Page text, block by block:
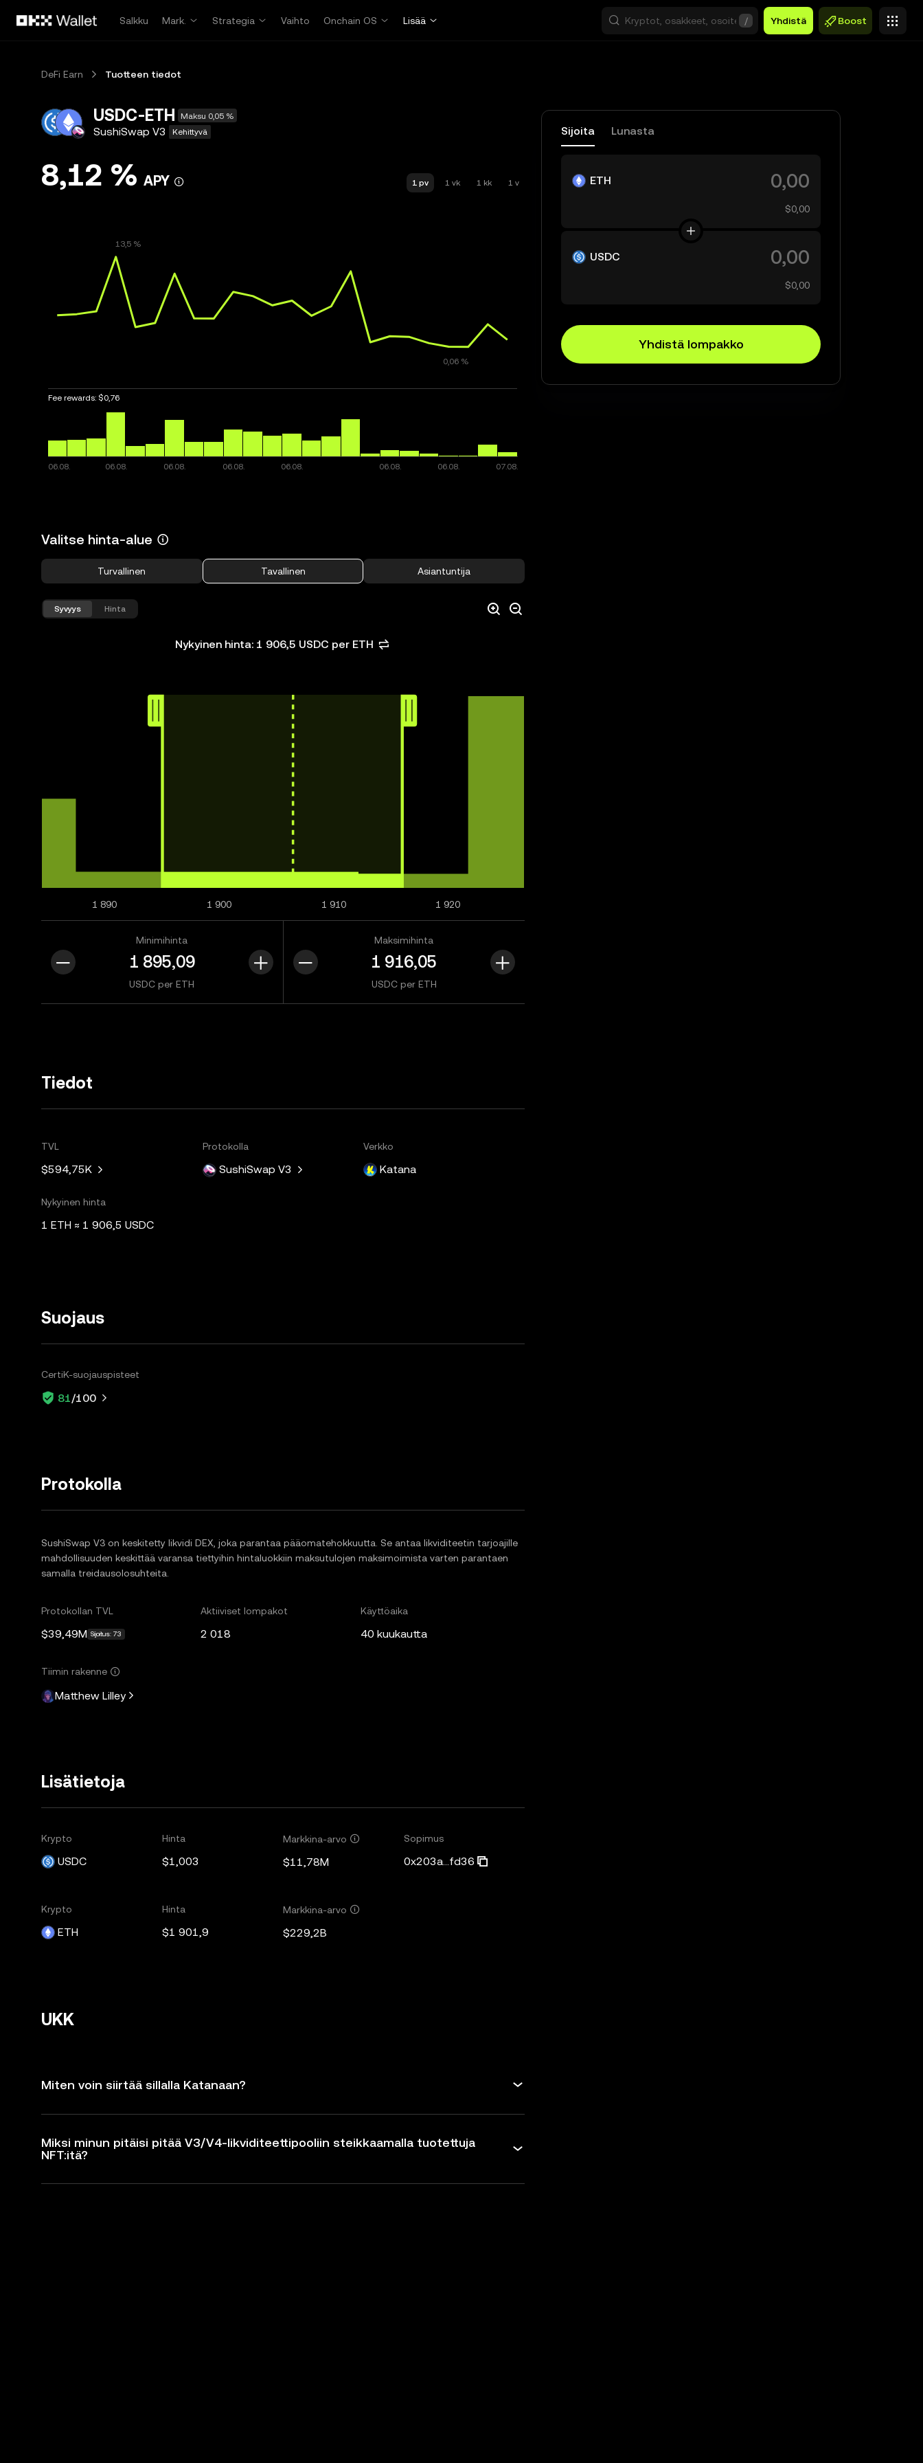
Salkku
Mark. Strategia Vaihto Onchain OS Lisää / Yhdistä Boost
DeFi Earn Tuotteen tiedot
USDC-ETH Maksu 0,05 %
SushiSwap V3 Kehittyvä
8,12 % APY 1 pv 1 vk 1 kk 1 v
Fee rewards: $0,76
Valitse hinta-alue
Turvallinen Tavallinen Asiantuntija
Syvyys Hinta
Nykyinen hinta: 1 906,5 USDC per ETH
1 890 1 900 1 910 1 920
Minimihinta
USDC per ETH
Maksimihinta
USDC per ETH
Tiedot
TVL
$594,75K
Protokolla
SushiSwap V3
Verkko
Katana
Nykyinen hinta
1 ETH ≈ 1 906,5 USDC
Suojaus
CertiK-suojauspisteet
81/100
Protokolla
SushiSwap V3 on keskitetty likvidi DEX, joka parantaa pääomatehokkuutta. Se antaa likviditeetin tarjoajille
mahdollisuuden keskittää varansa tiettyihin hintaluokkiin maksutulojen maksimoimista varten parantaen
samalla treidausolosuhteita.
Protokollan TVL
$39,49M Sijoitus: 73
Aktiiviset lompakot
2 018
Käyttöaika
40 kuukautta
Tiimin rakenne
Matthew Lilley
Lisätietoja
Krypto
USDC
Hinta
$1,003
Markkina-arvo
$11,78M
Sopimus
0x203a...fd36
Krypto
ETH
Hinta
$1 901,9
Markkina-arvo
$229,2B
UKK
Miten voin siirtää sillalla Katanaan?
Miksi minun pitäisi pitää V3/V4-likviditeettipooliin steikkaamalla tuotettuja
NFT:itä?
Sijoita Lunasta
ETH
$0,00
USDC
$0,00
Yhdistä lompakko